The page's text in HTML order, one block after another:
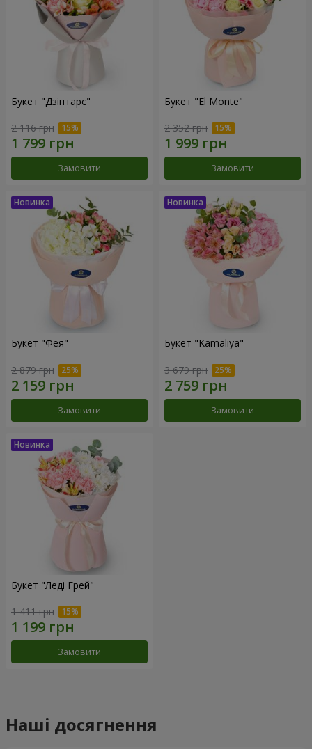
Букет "Дзінтарс"
2 116 грн
Замовити
Букет "El Monte"
2 352 грн
Замовити
Букет "Фея"
2 879 грн
Замовити
Букет "Kamaliya"
3 679 грн
Замовити
Букет "Леді Грей"
1 411 грн
Замовити
Наші досягнення